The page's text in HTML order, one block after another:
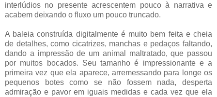
interlúdios no presente acrescentem pouco à narrativa e
acabem deixando o fluxo um pouco truncado.
A baleia construída digitalmente é muito bem feita e cheia
de detalhes, como cicatrizes, manchas e pedaços faltando,
dando a impressão de um animal maltratado, que passou
por muitos bocados. Seu tamanho é impressionante e a
primeira vez que ela aparece, arremessando para longe os
pequenos botes como se não fossem nada, desperta
admiração e pavor em iguais medidas e cada vez que ela